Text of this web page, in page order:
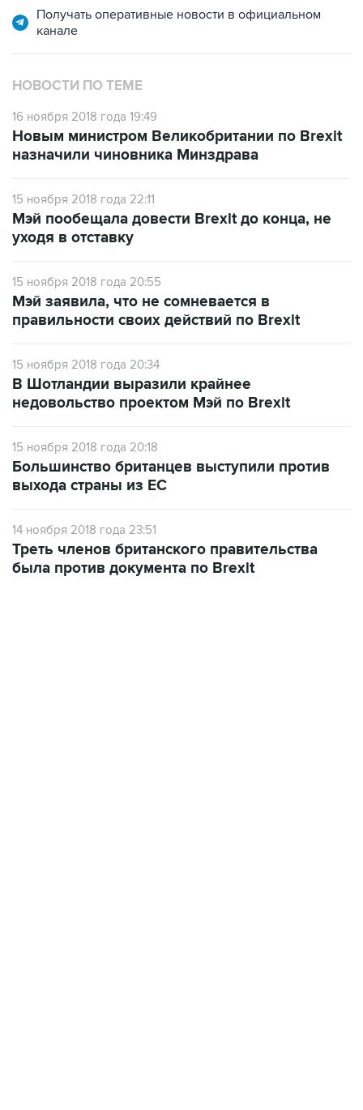
Получать оперативные новости в официальном
канале
НОВОСТИ ПО ТЕМЕ
16 ноября 2018 года 19:49
Новым министром Великобритании по Brexit
назначили чиновника Минздрава
15 ноября 2018 года 22:11
Мэй пообещала довести Brexit до конца, не
уходя в отставку
15 ноября 2018 года 20:55
Мэй заявила, что не сомневается в
правильности своих действий по Brexit
15 ноября 2018 года 20:34
В Шотландии выразили крайнее
недовольство проектом Мэй по Brexit
15 ноября 2018 года 20:18
Большинство британцев выступили против
выхода страны из ЕС
14 ноября 2018 года 23:51
Треть членов британского правительства
была против документа по Brexit